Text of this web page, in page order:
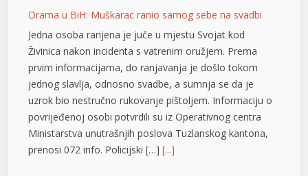
Drama u BiH: Muškarac ranio samog sebe na svadbi
Jedna osoba ranjena je juče u mjestu Svojat kod
Živinica nakon incidenta s vatrenim oružjem. Prema
prvim informacijama, do ranjavanja je došlo tokom
jednog slavlja, odnosno svadbe, a sumnja se da je
uzrok bio nestručno rukovanje pištoljem. Informaciju o
povrijeđenoj osobi potvrdili su iz Operativnog centra
Ministarstva unutrašnjih poslova Tuzlanskog kantona,
prenosi 072 info. Policijski […][...]